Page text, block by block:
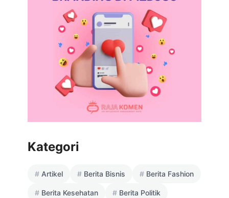
Kategori
Artikel Berita Bisnis Berita Fashion
Berita Kesehatan Berita Politik